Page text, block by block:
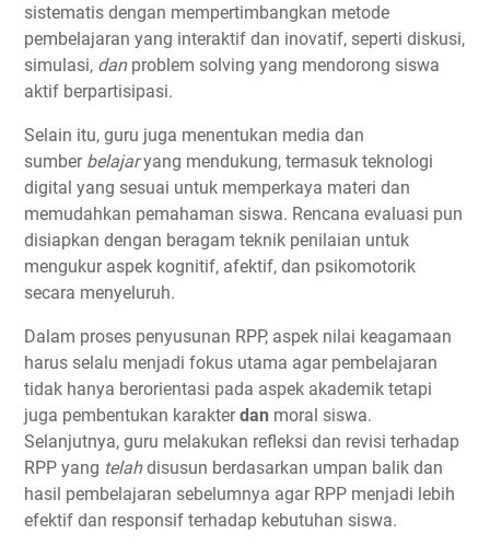
sistematis dengan mempertimbangkan metode
pembelajaran yang interaktif dan inovatif, seperti diskusi,
simulasi, danproblem solving yang mendorong siswa
aktif berpartisipasi.
Selain itu, guru juga menentukan media dan
sumber belajaryang mendukung, termasuk teknologi
digital yang sesuai untuk memperkaya materi dan
memudahkan pemahaman siswa. Rencana evaluasi pun
disiapkan dengan beragam teknik penilaian untuk
mengukur aspek kognitif, afektif, dan psikomotorik
secara menyeluruh.
Dalam proses penyusunan RPP, aspek nilai keagamaan
harus selalu menjadi fokus utama agar pembelajaran
tidak hanya berorientasi pada aspek akademik tetapi
juga pembentukan karakterdan moral siswa.
Selanjutnya, guru melakukan refleksi dan revisi terhadap
RPP yang telahdisusun berdasarkan umpan balik dan
hasil pembelajaran sebelumnya agar RPP menjadi lebih
efektif dan responsif terhadap kebutuhan siswa.